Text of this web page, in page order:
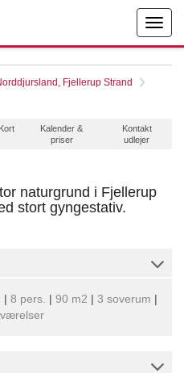
Fjellerup Strand
Kort
Kalender &
priser
Kontakt
udlejer
naturgrund i Fjellerup
stort gyngestativ.
| 8 pers. | 90 m2 | 3 soverum |